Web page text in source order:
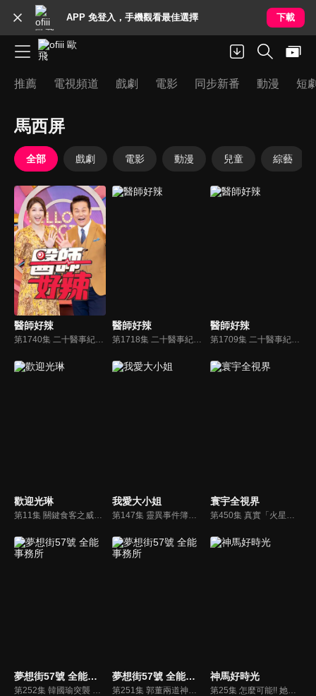
APP 免登入，手機觀看最佳選擇 下載
推薦 電視頻道 戲劇 電影 同步新番 動漫 短
馬西屏
全部 戲劇 電影 動漫 兒童 綜藝
醫師好辣
第1740集 二十醫事紀百科，整形軼聞，假體爆裂、為躲債變臉？！
醫師好辣
第1718集 二十醫事紀百科，恐怖！日常動作竟成致命危機？！
醫師好辣
第1709集 二十醫事紀百科！婦產科離奇案例說不完？！
歡迎光琳 我愛大小姐
第147集 靈異事件簿！梁又南拍戲遇女鬼，過程令來賓毛骨悚然？！
寰宇全視界
夢想街57號 全能事務所 夢想街57號 全能事務所 神馬好時光
第25集 怎麼可能!! 她們竟然做過這個行業?